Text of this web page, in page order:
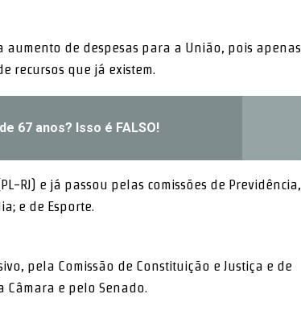
de despesas para a União, pois apenas
recursos que já existem.
67 anos? Isso é FALSO!
RJ) e já passou pelas comissões de Previdência,
e de Esporte.
, pela Comissão de Constituição e Justiça e de
e pelo Senado.